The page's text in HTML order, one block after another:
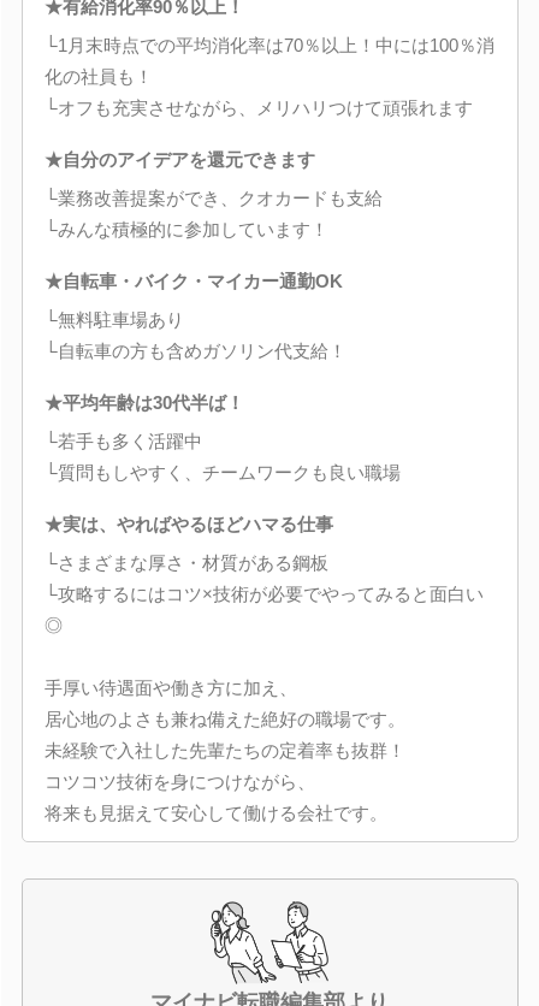
★有給消化率90％以上！
└1月末時点での平均消化率は70％以上！中には100％消
化の社員も！
└オフも充実させながら、メリハリつけて頑張れます
★自分のアイデアを還元できます
└業務改善提案ができ、クオカードも支給
└みんな積極的に参加しています！
★自転車・バイク・マイカー通勤OK
└無料駐車場あり
└自転車の方も含めガソリン代支給！
★平均年齢は30代半ば！
└若手も多く活躍中
└質問もしやすく、チームワークも良い職場
★実は、やればやるほどハマる仕事
└さまざまな厚さ・材質がある鋼板
└攻略するにはコツ×技術が必要でやってみると面白い
◎
手厚い待遇面や働き方に加え、
居心地のよさも兼ね備えた絶好の職場です。
未経験で入社した先輩たちの定着率も抜群！
コツコツ技術を身につけながら、
将来も見据えて安心して働ける会社です。